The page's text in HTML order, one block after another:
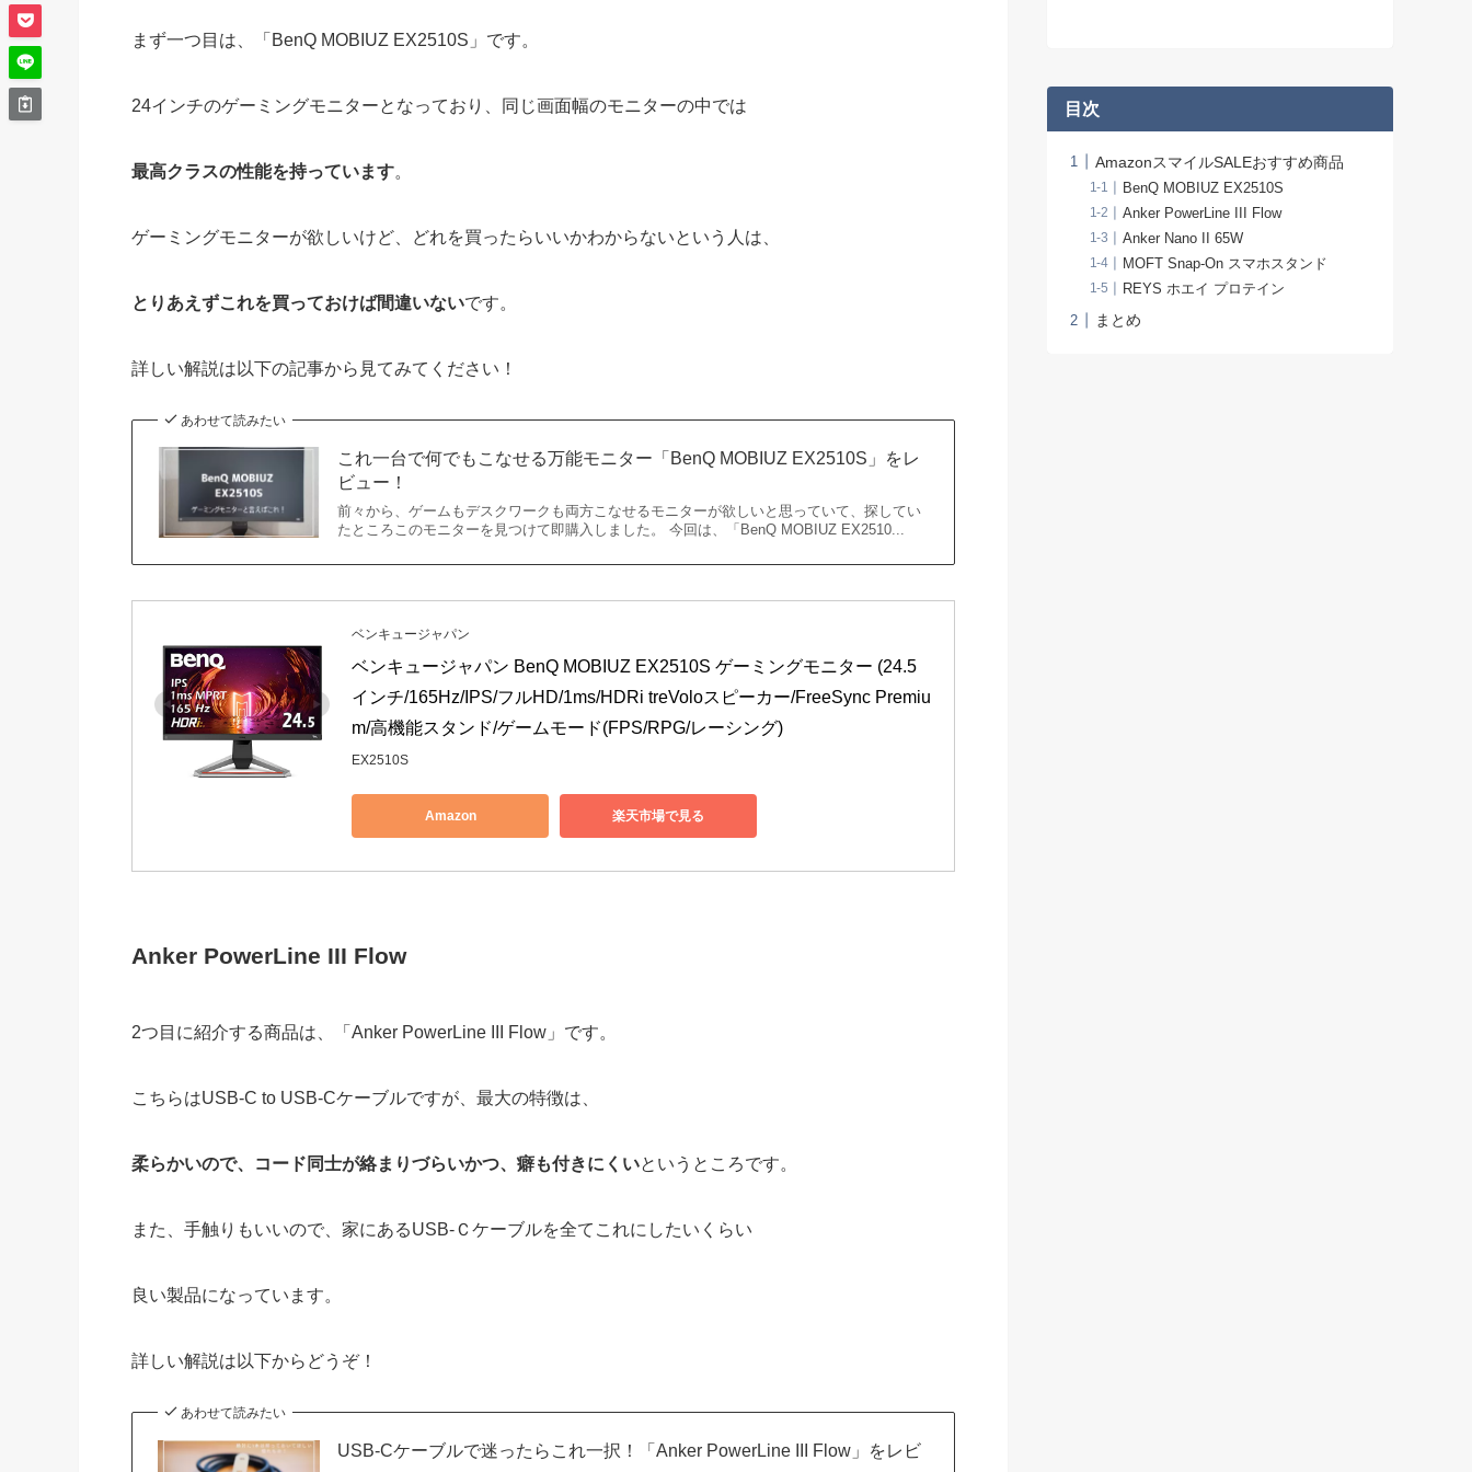
まず一つ目は、「BenQ MOBIUZ EX2510S」です。
24インチのゲーミングモニターとなっており、同じ画面幅のモニターの中では
最高クラスの性能を持っています。
ゲーミングモニターが欲しいけど、どれを買ったらいいかわからないという人は、
とりあえずこれを買っておけば間違いないです。
詳しい解説は以下の記事から見てみてください！
あわせて読みたい
これ一台で何でもこなせる万能モニター「BenQ MOBIUZ EX2510S」をレ
ビュー！
前々から、ゲームもデスクワークも両方こなせるモニターが欲しいと思っていて、探してい
たところこのモニターを見つけて即購入しました。 今回は、「BenQ MOBIUZ EX2510...
ベンキュージャパン
ベンキュージャパン BenQ MOBIUZ EX2510S ゲーミングモニター (24.5
インチ/165Hz/IPS/フルHD/1ms/HDRi treVoloスピーカー/FreeSync Premiu
m/高機能スタンド/ゲームモード(FPS/RPG/レーシング)
EX2510S
Amazon 楽天市場で見る
Anker PowerLine III Flow
2つ目に紹介する商品は、「Anker PowerLine III Flow」です。
こちらはUSB-C to USB-Cケーブルですが、最大の特徴は、
柔らかいので、コード同士が絡まりづらいかつ、癖も付きにくいというところです。
また、手触りもいいので、家にあるUSB-Ｃケーブルを全てこれにしたいくらい
良い製品になっています。
詳しい解説は以下からどうぞ！
あわせて読みたい
USB-Cケーブルで迷ったらこれ一択！「Anker PowerLine III Flow」をレビ
目次
AmazonスマイルSALEおすすめ商品
BenQ MOBIUZ EX2510S
Anker PowerLine III Flow
Anker Nano II 65W
MOFT Snap-On スマホスタンド
REYS ホエイ プロテイン
まとめ